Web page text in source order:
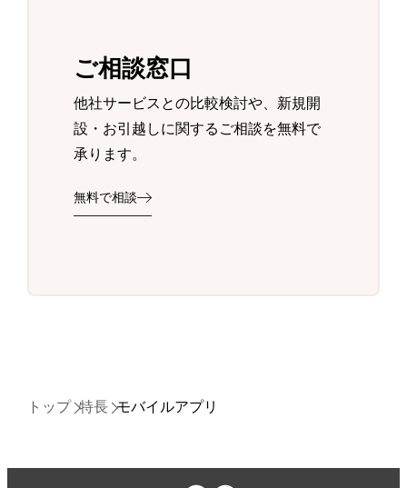
ご相談窓口
他社サービスとの比較検討や、新規開
設・お引越しに関するご相談を無料で
承ります。
無料で相談
トップ 特長 モバイルアプリ